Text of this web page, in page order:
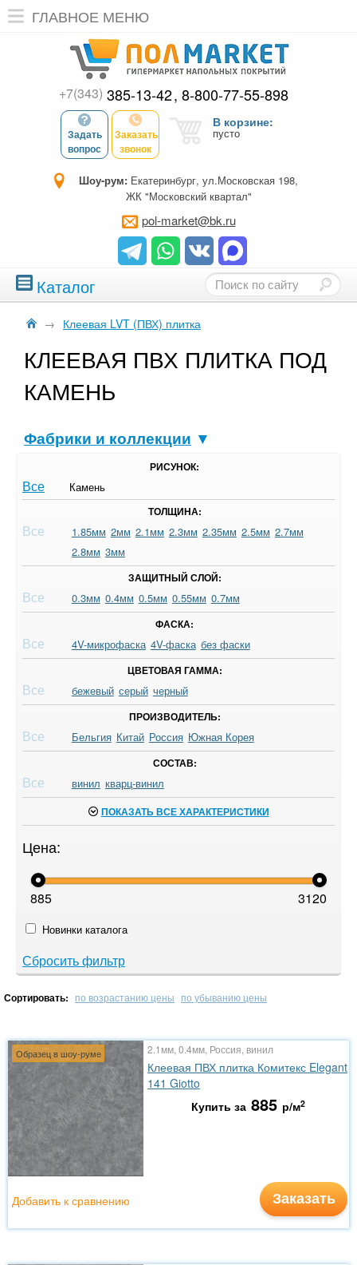
ГЛАВНОЕ МЕНЮ
+7(343) 385-13-42 8-800-77-55-898
Задать
вопрос
Заказать
звонок
В корзине:
пусто
Шоу-рум: Екатеринбург, ул.Московская 198,
ЖК "Московский квартал"
pol-market@bk.ru
Каталог
→ Клеевая LVT (ПВХ) плитка
КЛЕЕВАЯ ПВХ ПЛИТКА ПОД
КАМЕНЬ
Фабрики и коллекции ▼
РИСУНОК:
Все Камень
ТОЛЩИНА:
Все 1.85мм 2мм 2.1мм 2.3мм 2.35мм 2.5мм 2.7мм
2.8мм 3мм
ЗАЩИТНЫЙ СЛОЙ:
Все 0.3мм 0.4мм 0.5мм 0.55мм 0.7мм
ФАСКА:
Все 4V-микрофаска 4V-фаска без фаски
ЦВЕТОВАЯ ГАММА:
Все бежевый серый черный
ПРОИЗВОДИТЕЛЬ:
Все Бельгия Китай Россия Южная Корея
СОСТАВ:
Все винил кварц-винил
ПОКАЗАТЬ ВСЕ ХАРАКТЕРИСТИКИ
Цена:
885 3120
Новинки каталога
Сбросить фильтр
Сортировать: по возрастанию цены по убыванию цены
Образец в шоу-руме 2.1мм, 0.4мм, Россия, винил
Клеевая ПВХ плитка Комитекс Elegant
141 Giotto
Купить за 885 р/м2
Заказать
Добавить к сравнению